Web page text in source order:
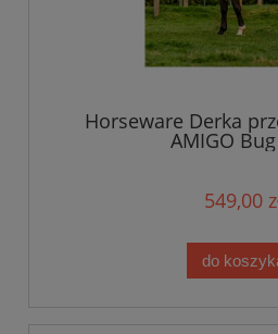
Horseware Derka
AMIGO
549,00
do